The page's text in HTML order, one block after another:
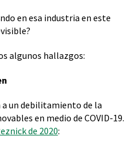
en esa industria en este
algunos hallazgos:
un debilitamiento de la
en medio de COVID-19.
de 2020: